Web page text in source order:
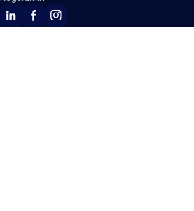
WSKZ Linkedin
WSKZ Facebook
WSKZ Instagram